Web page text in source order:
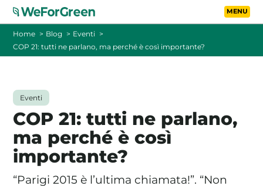
Vai al contenuto
TARIFFE
FOTOVOLTAICO A DISTANZA
FAQ
Home Blog
Eventi
COP 21: tutti ne parlano, ma perché è così importante?
Eventi
COP 21: tutti ne parlano,
ma perché è così
importante?
“Parigi 2015 è l’ultima chiamata!”. “Non